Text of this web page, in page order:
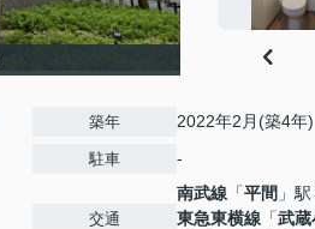
築年 2022年2月(築4年)
駐車 -
交通
南武線 「平間 」
東急東横線 「武蔵